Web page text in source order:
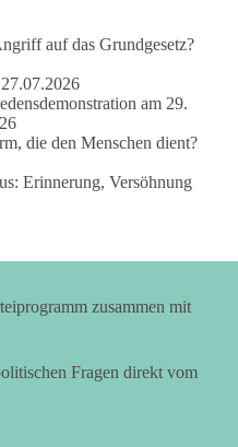
getroffen?
und welche nicht?
für die massiven
und das Vertrauen
Fragen offen zu stellen
unabhängige,
der Corona-Politik.
auf das Grundgesetz?
27.07.2026
am 29.
die den Menschen dient?
Erinnerung, Versöhnung
zusammen mit
Fragen direkt vom